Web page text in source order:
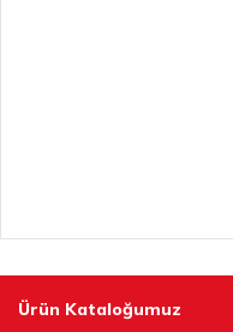
Ürün Kataloğumuz